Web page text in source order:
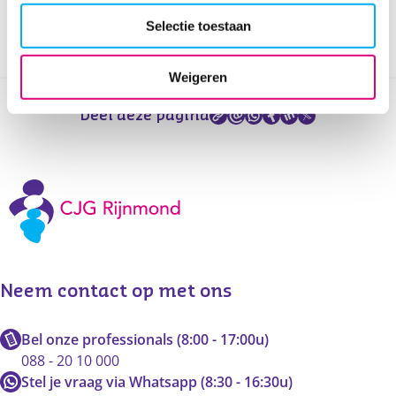
Selectie toestaan
Weigeren
bevestiging en meer informatie van de aanbieder.
Deel deze pagina
Neem contact op met ons
Bel onze professionals (8:00 - 17:00u)
088 - 20 10 000
Stel je vraag via Whatsapp (8:30 - 16:30u)